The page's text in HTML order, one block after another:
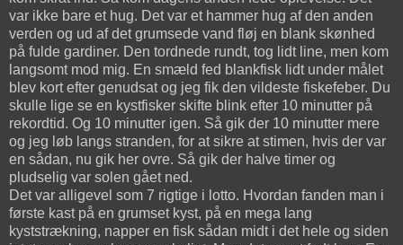
var ikke bare et hug. Det var et hammer hug af den anden
verden og ud af det grumsede vand fløj en blank skønhed
på fulde gardiner. Den tordnede rundt, tog lidt line, men kom
langsomt mod mig. En smæld fed blankfisk lidt under målet
blev kort efter genudsat og jeg fik den vildeste fiskefeber. Du
skulle lige se en kystfisker skifte blink efter 10 minutter på
rekordtid. Og 10 minutter igen. Så gik der 10 minutter mere
og jeg løb langs stranden, for at sikre at stimen, hvis der var
en sådan, nu gik her ovre. Så gik der halve timer og
pludselig var solen gået ned.
Det var alligevel som 7 rigtige i lotto. Hvordan fanden man i
første kast på en grumset kyst, på en mega lang
kyststrækning, napper en fisk sådan midt i det hele og siden